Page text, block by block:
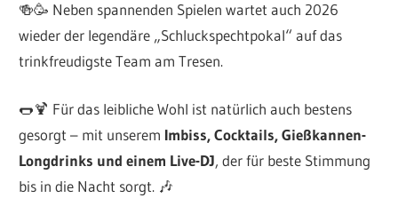
🍻🥳 Neben spannenden Spielen wartet auch 2026
wieder der legendäre „Schluckspechtpokal“ auf das
trinkfreudigste Team am Tresen.
🌭🍹 Für das leibliche Wohl ist natürlich auch bestens
gesorgt – mit unserem Imbiss, Cocktails, Gießkannen-
Longdrinks und einem Live-DJ, der für beste Stimmung
bis in die Nacht sorgt. 🎶